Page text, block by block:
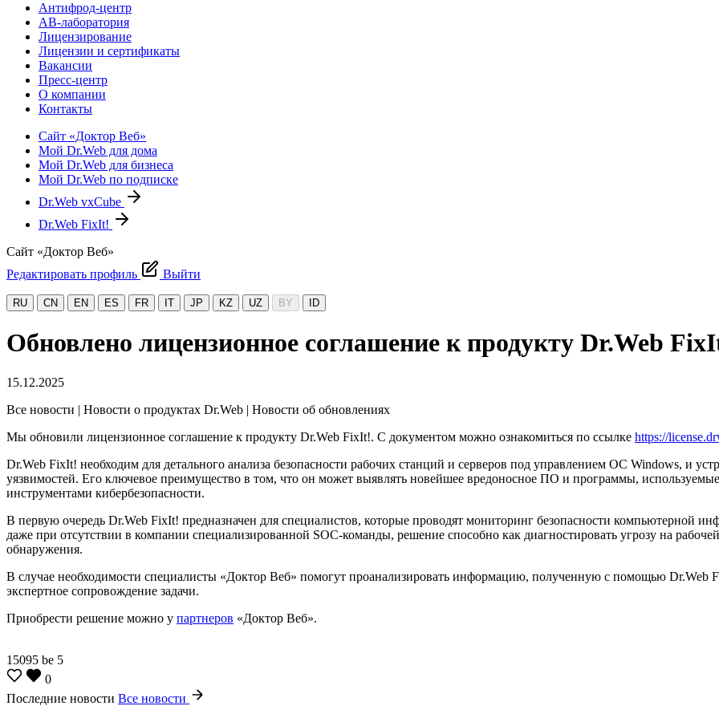
Антифрод-центр
АВ-лаборатория
Лицензирование
Лицензии и сертификаты
Вакансии
Пресс-центр
О компании
Контакты
Сайт «Доктор Веб»
Мой Dr.Web для дома
Мой Dr.Web для бизнеса
Мой Dr.Web по подписке
Dr.Web vxCube
Dr.Web FixIt!
Сайт «Доктор Веб»
Редактировать профиль
Выйти
RU CN EN ES FR IT JP KZ UZ BY ID
Обновлено лицензионное соглашение к продукту Dr.Web
15.12.2025
Все новости | Новости о продуктах Dr.Web | Новости об обновлениях
Мы обновили лицензионное соглашение к продукту Dr.Web FixIt!. С документом можно ознакомиться по ссылке https://
Dr.Web FixIt! необходим для детального анализа безопасности рабочих станций и серверов под управлением ОС Windows, и
уязвимостей. Его ключевое преимущество в том, что он может выявлять новейшее вредоносное ПО и программы,
инструментами кибербезопасности.
В первую очередь Dr.Web FixIt! предназначен для специалистов, которые проводят мониторинг безопасности компьютерной
даже при отсутствии в компании специализированной SOC-команды, решение способно как диагностировать угрозу на
обнаружения.
В случае необходимости специалисты «Доктор Веб» помогут проанализировать информацию, полученную с помощью Dr.Web
экспертное сопровождение задачи.
Приобрести решение можно у партнеров «Доктор Веб».
15095 be 5
0
Последние новости Все новости